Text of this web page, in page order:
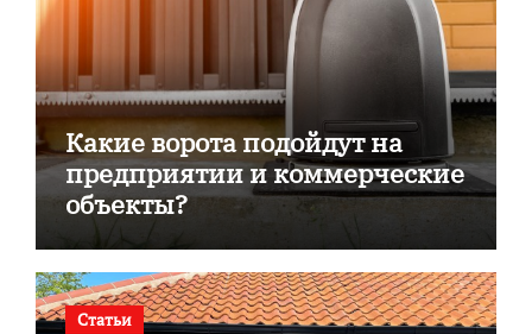
Какие ворота подойдут на
предприятии и коммерческие
объекты?
Статьи